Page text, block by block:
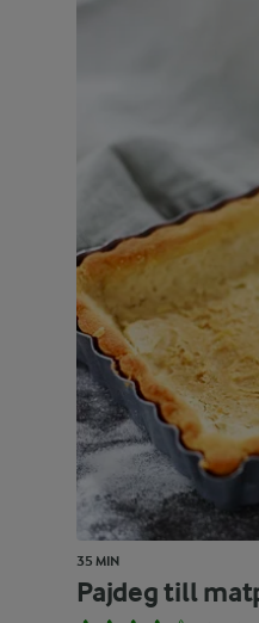
35 MIN
Pajdeg till